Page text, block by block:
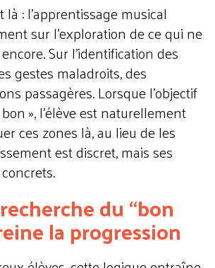
: l’apprentissage musical
sur l’exploration de ce qui ne
Sur l’identification des
gestes maladroits, des
passagères. Lorsque l’objectif
», l’élève est naturellement
ces zones là, au lieu de les
est discret, mais ses
du “bon
la progression